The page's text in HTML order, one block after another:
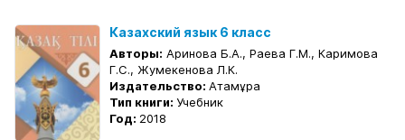
Казахский язык 6 класс
Авторы: Аринова Б.А., Раева Г.М., Каримова
Г.С., Жумекенова Л.К.
Издательство: Атамұра
Тип книги: Учебник
Год: 2018